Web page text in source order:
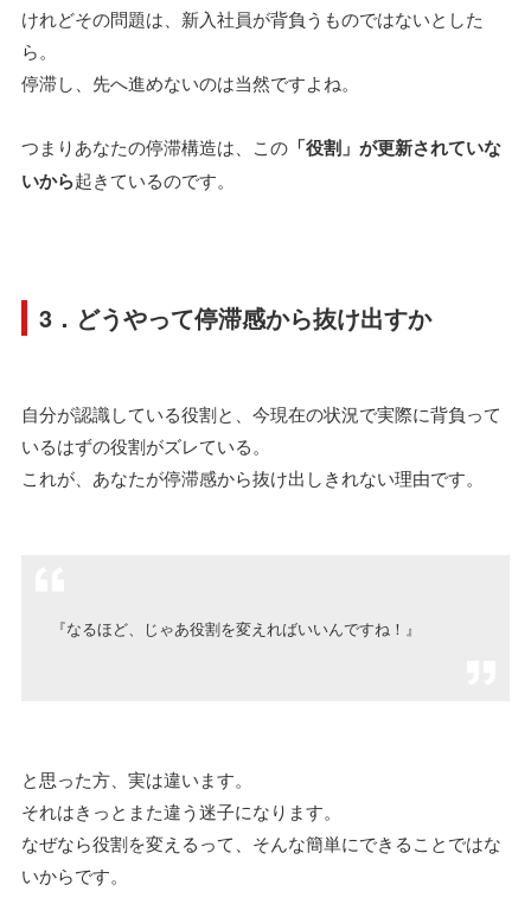
けれどその問題は、新入社員が背負うものではないとした
ら。
停滞し、先へ進めないのは当然ですよね。
つまりあなたの停滞構造は、この 「役割」が更新されていな
いから起きているのです。
3．どうやって停滞感から抜け出すか
自分が認識している役割と、今現在の状況で実際に背負って
いるはずの役割がズレている。
これが、あなたが停滞感から抜け出しきれない理由です。
『なるほど、じゃあ役割を変えればいいんですね！』
と思った方、実は違います。
それはきっとまた違う迷子になります。
なぜなら役割を変えるって、そんな簡単にできることではな
いからです。